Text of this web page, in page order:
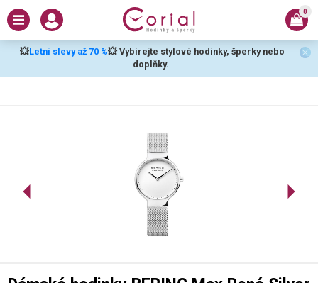
💥Letní slevy až 70 %💥 Vybírejte stylové hodinky, šperky nebo
doplňky.
0